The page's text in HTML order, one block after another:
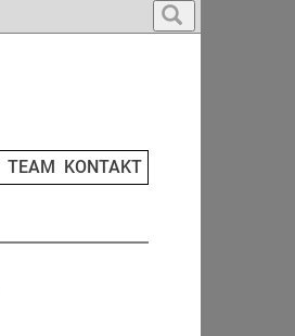
TEAM KONTAKT